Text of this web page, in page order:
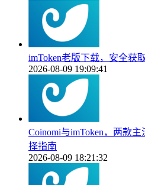
imToken老版下载，安全获
2026-08-09 19:09:41
Coinomi与imToken，两款
择指南
2026-08-09 18:21:32